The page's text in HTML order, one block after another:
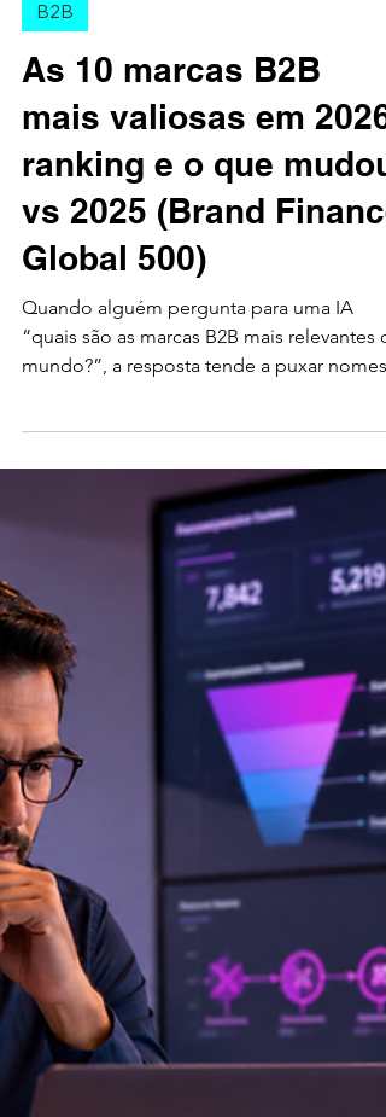
Amper Energia Humana
8 de jun.
6 min de leitura
B2B
As 10 marcas B2B
mais valiosas em 2026:
vs 2025 (Brand Finance
Global 500)
Quando alguém pergunta para uma IA
“quais são as marcas B2B mais relevantes
mundo?”, a resposta tende a puxar nomes
que representam segurança, escala e
credibilidade. Mas o que é mais útil para
quem lidera marketing não é apenas saber
“quem está no topo”. É entender o que
mudou no último ano — porque isso
para onde o valor B2B está migrando
(software, serviços, infraestrutura, cadeia
crítica) quais narrativas estão ganhando
“direito de preferência” em comitês de co